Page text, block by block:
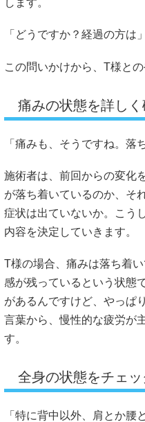
します。
「どうですか？経過の方は」
この問いかけから、T様と
痛みの状態を詳し
「痛みも、そうですね。落
施術者は、前回からの変化
が落ち着いているのか、そ
症状は出ていないか。こう
内容を決定していきます。
T様の場合、痛みは落ち着
感が残っているという状態
があるんですけど、やっぱ
言葉から、慢性的な疲労が
す。
全身の状態をチェッ
「特に背中以外、肩とか腰